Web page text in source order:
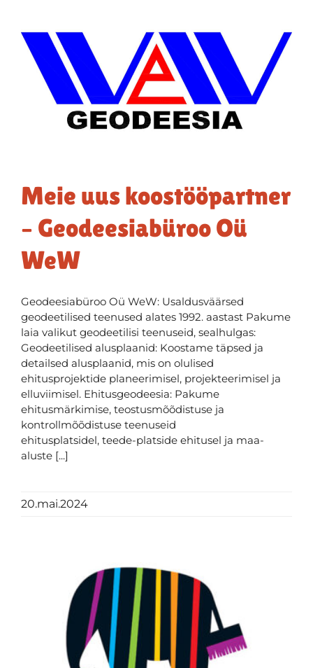
Meie uus koostööpartner
– Geodeesiabüroo Oü
WeW
Geodeesiabüroo Oü WeW: Usaldusväärsed
geodeetilised teenused alates 1992. aastast Pakume
laia valikut geodeetilisi teenuseid, sealhulgas:
Geodeetilised alusplaanid: Koostame täpsed ja
detailsed alusplaanid, mis on olulised
ehitusprojektide planeerimisel, projekteerimisel ja
elluviimisel. Ehitusgeodeesia: Pakume
ehitusmärkimise, teostusmõõdistuse ja
kontrollmõõdistuse teenuseid
ehitusplatsidel, teede-platside ehitusel ja maa-
aluste [...]
20.mai.2024